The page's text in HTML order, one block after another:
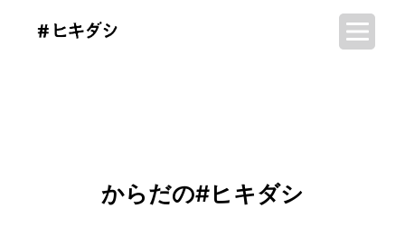
からだの#ヒキダシ